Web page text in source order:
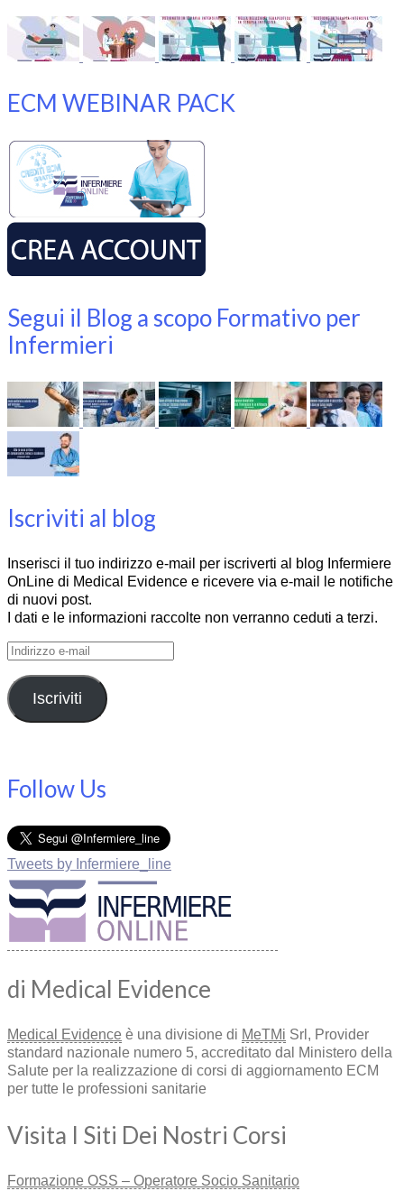
ECM WEBINAR PACK
Segui il Blog a scopo Formativo per
Infermieri
Iscriviti al blog
Inserisci il tuo indirizzo e-mail per iscriverti al blog Infermiere
OnLine di Medical Evidence e ricevere via e-mail le notifiche
di nuovi post.
I dati e le informazioni raccolte non verranno ceduti a terzi.
Indirizzo
mail
Iscriviti
Follow Us
Tweets by Infermiere_line
di Medical Evidence
Medical Evidence è una divisione di MeTMi Srl, Provider
standard nazionale numero 5, accreditato dal Ministero della
Salute per la realizzazione di corsi di aggiornamento ECM
per tutte le professioni sanitarie
Visita I Siti Dei Nostri Corsi
Formazione OSS – Operatore Socio Sanitario